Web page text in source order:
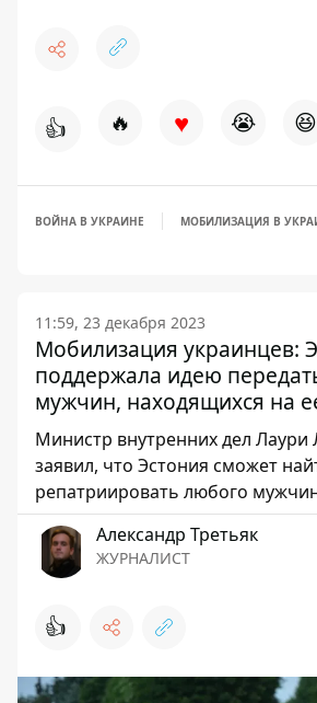
👍 🔥 ♥ 😭 😆
ВОЙНА В УКРАИНЕ МОБИЛИЗАЦИЯ В
11:59, 23 декабря 2023
Мобилизация украинцев:
поддержала идею
мужчин, находящихся на
Министр внутренних дел Лаури
заявил, что Эстония сможет
репатриировать любого
Александр Третьяк
ЖУРНАЛИСТ
👍